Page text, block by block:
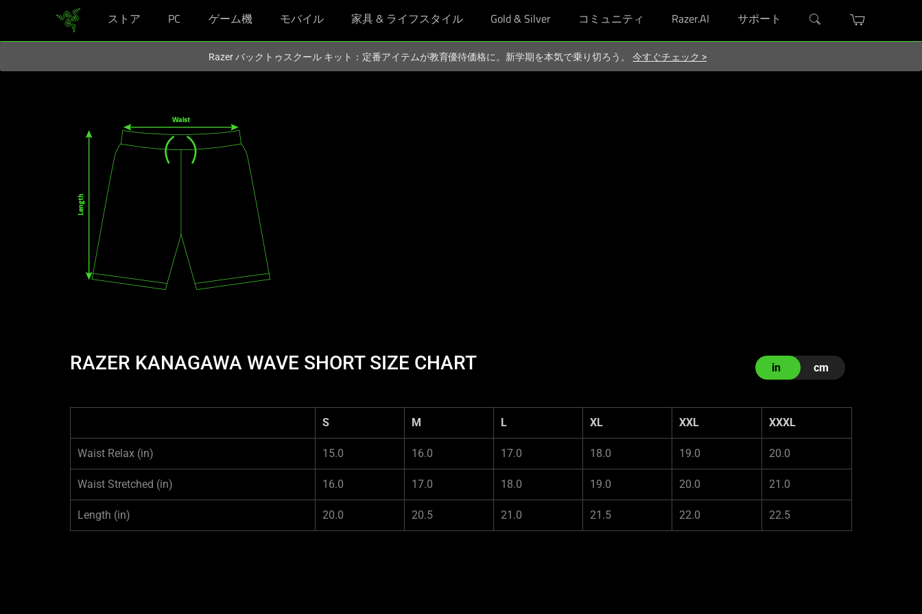
ストア PC ゲーム機 モバイル 家具 & ライフスタイル Gold & Silver コミュニティ Razer.AI サポート
Razer バックトゥスクール キット：定番アイテムが教育優待価格に。新学期を本気で乗り切ろう。今すぐチェック >
RAZER KANAGAWA WAVE SHORT SIZE CHART in cm
S M L XL XXL XXXL
Waist Relax (in) 15.0 16.0 17.0 18.0 19.0 20.0
Waist Stretched (in) 16.0 17.0 18.0 19.0 20.0 21.0
Length (in) 20.0 20.5 21.0 21.5 22.0 22.5